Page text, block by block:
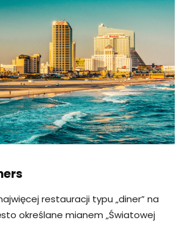
restauracji typu „diner” na
określane mianem „Światowej